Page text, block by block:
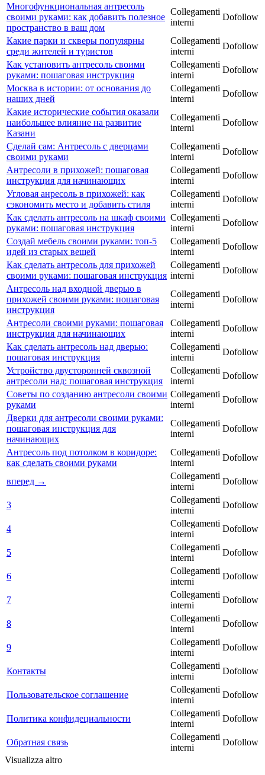
Многофункциональная антресоль
своими руками: как добавить полезное
пространство в ваш дом
Collegamenti
interni
Dofollow
Какие парки и скверы популярны
среди жителей и туристов
Collegamenti
interni
Dofollow
Как установить антресоль своими
руками: пошаговая инструкция
Collegamenti
interni
Dofollow
Москва в истории: от основания до
наших дней
Collegamenti
interni
Dofollow
Какие исторические события оказали
наибольшее влияние на развитие
Казани
Collegamenti
interni
Dofollow
Сделай сам: Антресоль с дверцами
своими руками
Collegamenti
interni
Dofollow
Антресоли в прихожей: пошаговая
инструкция для начинающих
Collegamenti
interni
Dofollow
Угловая анресоль в прихожей: как
сэкономить место и добавить стиля
Collegamenti
interni
Dofollow
Как сделать антресоль на шкаф своими
руками: пошаговая инструкция
Collegamenti
interni
Dofollow
Создай мебель своими руками: топ-5
идей из старых вещей
Collegamenti
interni
Dofollow
Как сделать антресоль для прихожей
своими руками: пошаговая инструкция
Collegamenti
interni
Dofollow
Антресоль над входной дверью в
прихожей своими руками: пошаговая
инструкция
Collegamenti
interni
Dofollow
Антресоли своими руками: пошаговая
инструкция для начинающих
Collegamenti
interni
Dofollow
Как сделать антресоль над дверью:
пошаговая инструкция
Collegamenti
interni
Dofollow
Устройство двусторонней сквозной
антресоли над: пошаговая инструкция
Collegamenti
interni
Dofollow
Советы по созданию антресоли своими
руками
Collegamenti
interni
Dofollow
Дверки для антресоли своими руками:
пошаговая инструкция для
начинающих
Collegamenti
interni
Dofollow
Антресоль под потолком в коридоре:
как сделать своими руками
Collegamenti
interni
Dofollow
вперед →
Collegamenti
interni
Dofollow
3
Collegamenti
interni
Dofollow
4
Collegamenti
interni
Dofollow
5
Collegamenti
interni
Dofollow
6
Collegamenti
interni
Dofollow
7
Collegamenti
interni
Dofollow
8
Collegamenti
interni
Dofollow
9
Collegamenti
interni
Dofollow
Контакты
Collegamenti
interni
Dofollow
Пользовательское соглашение
Collegamenti
interni
Dofollow
Политика конфидециальности
Collegamenti
interni
Dofollow
Обратная связь
Collegamenti
interni
Dofollow
Visualizza altro